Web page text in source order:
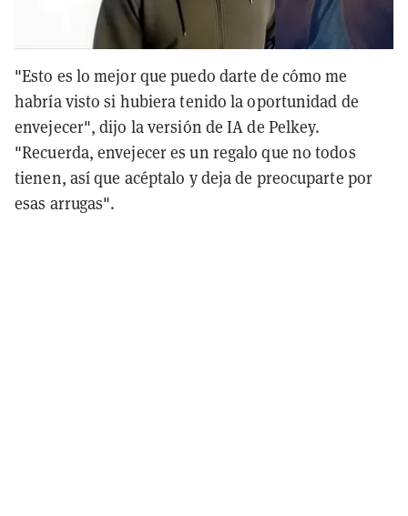
"Esto es lo mejor que puedo darte de cómo me
habría visto si hubiera tenido la oportunidad de
envejecer", dijo la versión de IA de Pelkey.
"Recuerda, envejecer es un regalo que no todos
tienen, así que acéptalo y deja de preocuparte por
esas arrugas".